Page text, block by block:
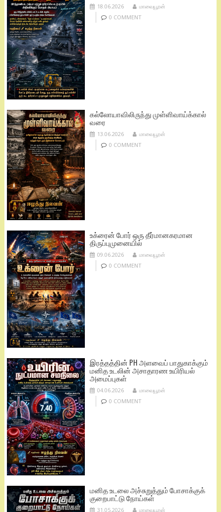
18.06.2026
மாவையூரன்
0 COMMENT
கல்லோயாவிலிருந்து முள்ளிவாய்க்கால்
வரை
13.06.2026
மாவையூரன்
0 COMMENT
உக்ரைன் போர் ஒரு தீர்மானகரமான
திருப்புமுனையில்
09.06.2026
மாவையூரன்
0 COMMENT
இரத்தத்தின் PH அளவைப் பாதுகாக்கும்
மனித உடலின் அசாதாரண உயிரியல்
அமைப்புகள்
04.06.2026
மாவையூரன்
0 COMMENT
மனித உடலை அச்சுறுத்தும் போசாக்குக்
குறைபாட்டு நோய்கள்
31.05.2026 மாவையூரன்